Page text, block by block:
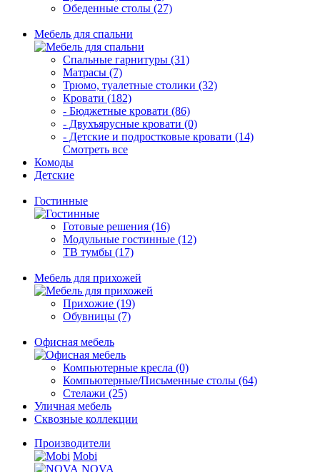
Обеденные столы (27)
Мебель для спальни
Спальные гарнитуры (31)
Матрасы (7)
Трюмо, туалетные столики (32)
Кровати (182)
- Бюджетные кровати (86)
- Двухъярусные кровати (0)
- Детские и подростковые кровати (14)
Смотреть все
Комоды
Детские
Гостинные
Готовые решения (16)
Модульные гостинные (12)
ТВ тумбы (17)
Мебель для прихожей
Прихожие (19)
Обувницы (7)
Офисная мебель
Компьютерные кресла (0)
Компьютерные/Письменные столы (64)
Стелажи (25)
Уличная мебель
Сквозные коллекции
Производители
Mobi
NOVA